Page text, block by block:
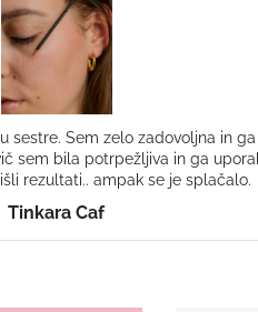
sestre. Sem zelo zadovoljna in ga
sem bila potrpežljiva in ga
rezultati.. ampak se je splačalo.
Tinkara Caf